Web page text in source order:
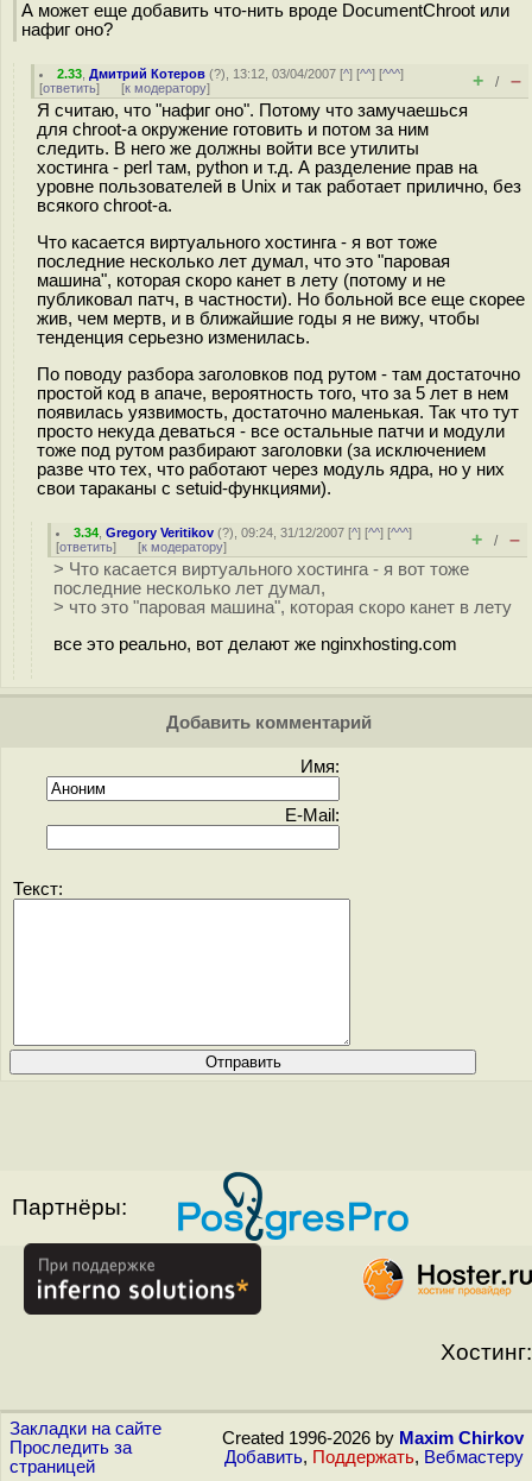
А может еще добавить что-нить вроде DocumentChroot или
нафиг оно?
2.33 ,Дмитрий Котеров (?), 13:12, 03/04/2007 [^] [^^] [^^^]
[ответить] [к модератору] + / –
Я считаю, что "нафиг оно". Потому что замучаешься
для chroot-а окружение готовить и потом за ним
следить. В него же должны войти все утилиты
хостинга - perl там, python и т.д. А разделение прав на
уровне пользователей в Unix и так работает прилично, без
всякого chroot-а.
Что касается виртуального хостинга - я вот тоже
последние несколько лет думал, что это "паровая
машина", которая скоро канет в лету (потому и не
публиковал патч, в частности). Но больной все еще скорее
жив, чем мертв, и в ближайшие годы я не вижу, чтобы
тенденция серьезно изменилась.
По поводу разбора заголовков под рутом - там достаточно
простой код в апаче, вероятность того, что за 5 лет в нем
появилась уязвимость, достаточно маленькая. Так что тут
просто некуда деваться - все остальные патчи и модули
тоже под рутом разбирают заголовки (за исключением
разве что тех, что работают через модуль ядра, но у них
свои тараканы с setuid-функциями).
3.34 ,Gregory Veritikov (?), 09:24, 31/12/2007 [^] [^^] [^^^]
[ответить] [к модератору] + / –
> Что касается виртуального хостинга - я вот тоже
последние несколько лет думал,
> что это "паровая машина", которая скоро канет в лету
все это реально, вот делают же nginxhosting.com
Добавить комментарий
Имя:
E-Mail:
Текст:
Партнёры:
Хостинг:
Закладки на сайте
Проследить за
страницей
Created 1996-2026 by Maxim Chirkov
Добавить, Поддержать, Вебмастеру